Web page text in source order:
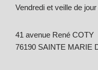
Vendredi et veille de
41 avenue René COTY
76190 SAINTE MARIE